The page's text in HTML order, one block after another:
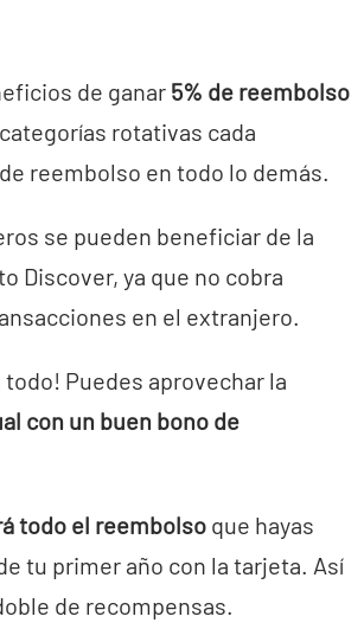
de ganar 5% de reembolso
rotativas cada
reembolso en todo lo demás.
se pueden beneficiar de la
Discover, ya que no cobra
en el extranjero.
todo! Puedes aprovechar la
con un buen bono de
todo el reembolso que hayas
tu primer año con la tarjeta. Así
de recompensas.